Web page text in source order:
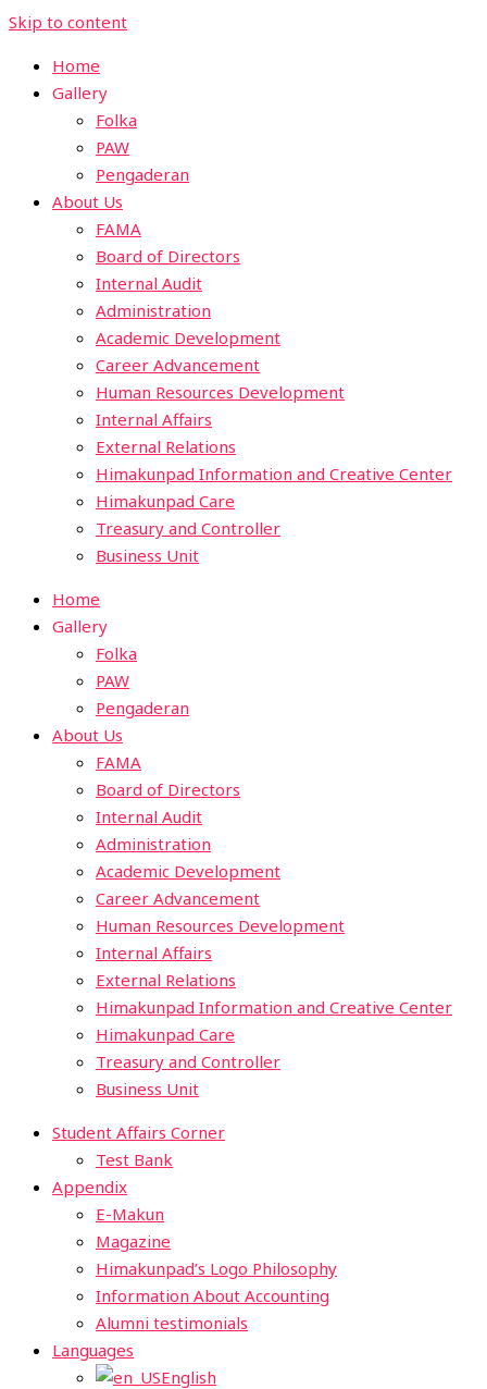
Skip to content
Home
Gallery
Folka
PAW
Pengaderan
About Us
FAMA
Board of Directors
Internal Audit
Administration
Academic Development
Career Advancement
Human Resources Development
Internal Affairs
External Relations
Himakunpad Information and Creative Center
Himakunpad Care
Treasury and Controller
Business Unit
Home
Gallery
Folka
PAW
Pengaderan
About Us
FAMA
Board of Directors
Internal Audit
Administration
Academic Development
Career Advancement
Human Resources Development
Internal Affairs
External Relations
Himakunpad Information and Creative Center
Himakunpad Care
Treasury and Controller
Business Unit
Student Affairs Corner
Test Bank
Appendix
E-Makun
Magazine
Himakunpad’s Logo Philosophy
Information About Accounting
Alumni testimonials
Languages
English